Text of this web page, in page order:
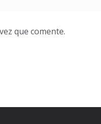
que comente.